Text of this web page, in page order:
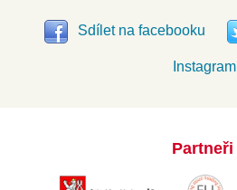
Sdílet na facebooku
Instagram
Partneři